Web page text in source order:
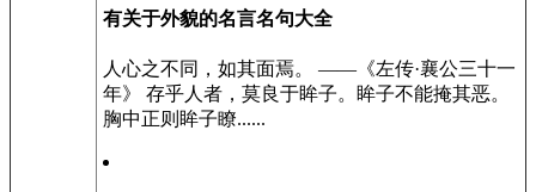
有关于外貌的名言名句大全
人心之不同，如其面焉。 ——《左传·襄公三十一
年》 存乎人者，莫良于眸子。眸子不能掩其恶。
胸中正则眸子瞭......